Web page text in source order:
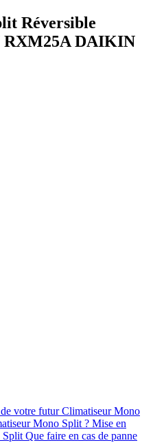
Réversible
DAIKIN
votre futur Climatiseur Mono
Mono Split ? Mise en
Split Que faire en cas de panne